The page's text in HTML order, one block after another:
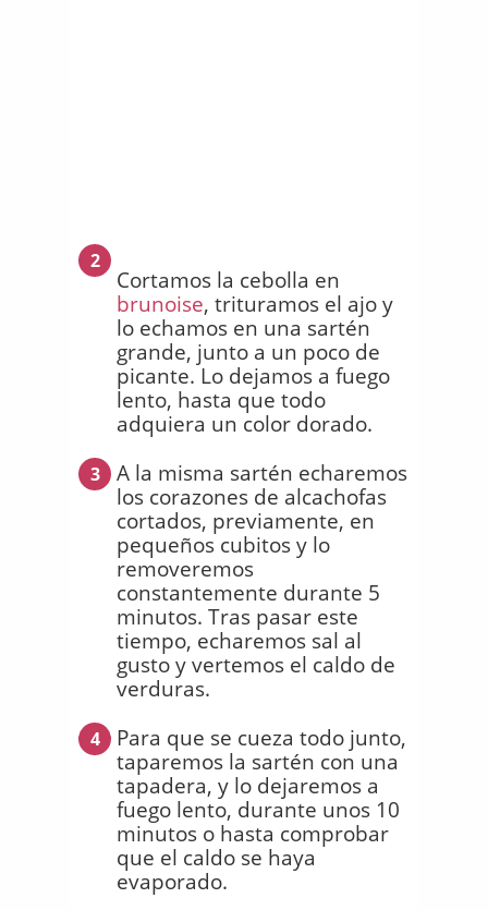
2
Cortamos la cebolla en
brunoise, trituramos el ajo y
lo echamos en una sartén
grande, junto a un poco de
picante. Lo dejamos a fuego
lento, hasta que todo
adquiera un color dorado.
3
A la misma sartén echaremos
los corazones de alcachofas
cortados, previamente, en
pequeños cubitos y lo
removeremos
constantemente durante 5
minutos. Tras pasar este
tiempo, echaremos sal al
gusto y vertemos el caldo de
verduras.
4
Para que se cueza todo junto,
taparemos la sartén con una
tapadera, y lo dejaremos a
fuego lento, durante unos 10
minutos o hasta comprobar
que el caldo se haya
evaporado.